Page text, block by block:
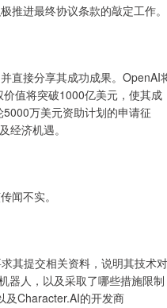
进最终协议条款的敲定工作。
直接分享其成功成果。OpenAI
值将突破1000亿美元，使其成
万美元资助计划的申请征
经济机遇。
闻不实。
其提交相关资料，说明其技术对
器人，以及采取了哪些措施限制
及Character.AI的开发商